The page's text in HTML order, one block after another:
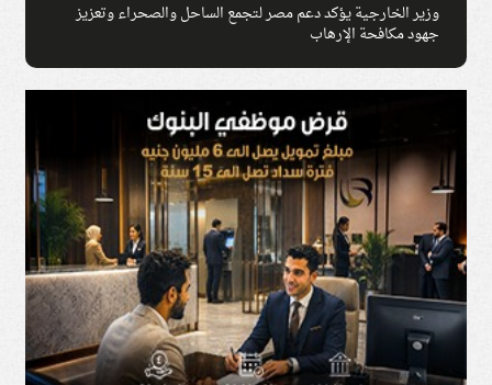
وزير الخارجية يؤكد دعم مصر لتجمع الساحل والصحراء وتعزيز
جهود مكافحة الإرهاب